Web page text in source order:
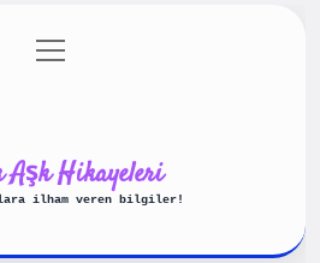
Gizlilik Politikası
menüyü
aç
Aşk Hikayeleri
ilham veren bilgiler!